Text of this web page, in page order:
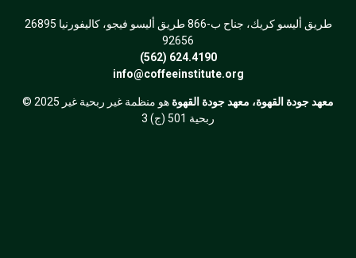
26895 طريق أليسو كريك، جناح ب-866 طريق أليسو فيجو، كاليفورنيا
92656
(562) 624.4190
info@coffeeinstitute.org
© 2025 معهد جودة القهوة، معهد جودة القهوة هو منظمة غير ربحية غير
ربحية 501 (ج) 3